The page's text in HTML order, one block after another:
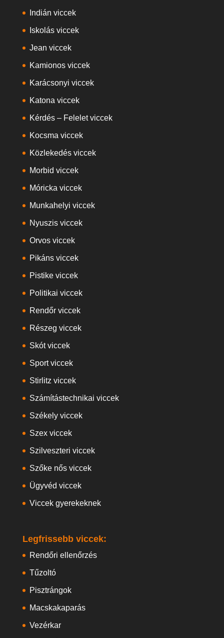
Indián viccek
Iskolás viccek
Jean viccek
Kamionos viccek
Karácsonyi viccek
Katona viccek
Kérdés – Felelet viccek
Kocsma viccek
Közlekedés viccek
Morbid viccek
Móricka viccek
Munkahelyi viccek
Nyuszis viccek
Orvos viccek
Pikáns viccek
Pistike viccek
Politikai viccek
Rendőr viccek
Részeg viccek
Skót viccek
Sport viccek
Stirlitz viccek
Számítástechnikai viccek
Székely viccek
Szex viccek
Szilveszteri viccek
Szőke nős viccek
Ügyvéd viccek
Viccek gyerekeknek
Legfrissebb viccek:
Rendőri ellenőrzés
Tűzoltó
Pisztrángok
Macskakaparás
Vezérkar